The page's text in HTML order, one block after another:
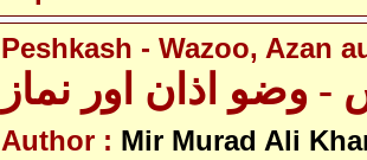
Peshkash - Wazoo, Azan
وضو اذان اور نماز
Author : Mir Murad Ali